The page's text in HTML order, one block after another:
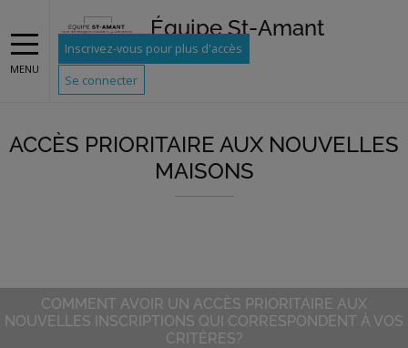
MENU
Équipe St-Amant
Inscrivez-vous pour plus d'accès
Se connecter
ACCÈS PRIORITAIRE AUX NOUVELLES
MAISONS
COMMENT AVOIR UN ACCÈS PRIORITAIRE AUX
NOUVELLES INSCRIPTIONS QUI CORRESPONDENT À VOS
CRITÈRES?